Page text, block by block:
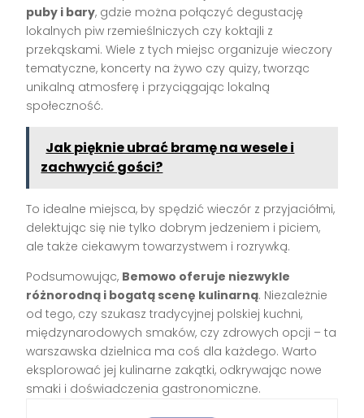
puby i bary, gdzie można połączyć degustację
lokalnych piw rzemieślniczych czy koktajli z
przekąskami. Wiele z tych miejsc organizuje wieczory
tematyczne, koncerty na żywo czy quizy, tworząc
unikalną atmosferę i przyciągając lokalną
społeczność.
Jak pięknie ubrać bramę na wesele i
zachwycić gości?
To idealne miejsca, by spędzić wieczór z przyjaciółmi,
delektując się nie tylko dobrym jedzeniem i piciem,
ale także ciekawym towarzystwem i rozrywką.
Podsumowując, Bemowo oferuje niezwykle
różnorodną i bogatą scenę kulinarną. Niezależnie
od tego, czy szukasz tradycyjnej polskiej kuchni,
międzynarodowych smaków, czy zdrowych opcji – ta
warszawska dzielnica ma coś dla każdego. Warto
eksplorować jej kulinarne zakątki, odkrywając nowe
smaki i doświadczenia gastronomiczne.